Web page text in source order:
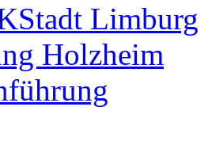
Limburg
Holzheim